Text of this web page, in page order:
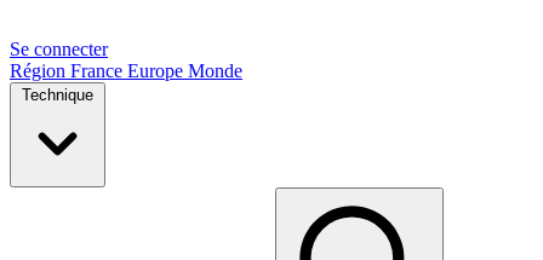
Se connecter
Région France Europe Monde
Technique